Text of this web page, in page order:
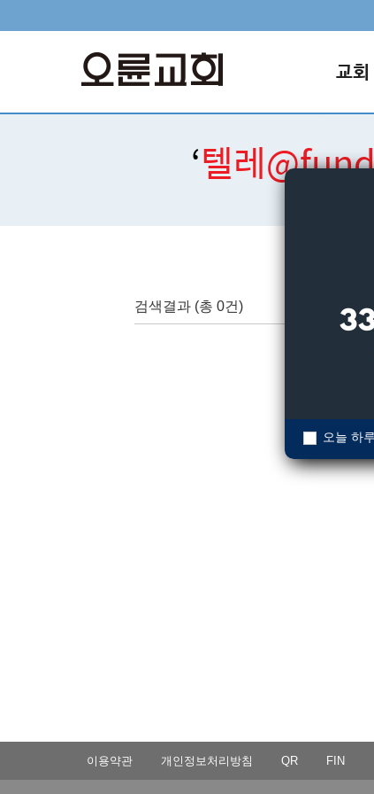
교회
‘텔레
검색결과 (총 0건)
이용약관 개인정보처리방침 QR FIN
오늘 하